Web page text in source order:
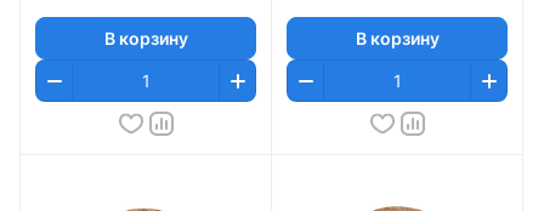
В корзину В корзину